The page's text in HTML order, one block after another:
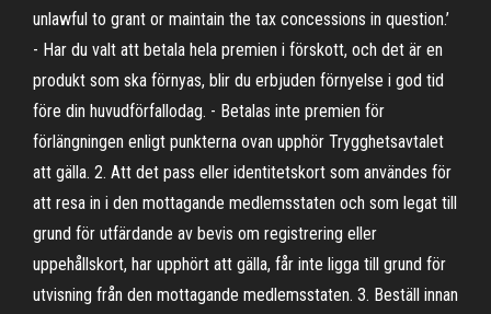
unlawful to grant or maintain the tax concessions in question.’
- Har du valt att betala hela premien i förskott, och det är en
produkt som ska förnyas, blir du erbjuden förnyelse i god tid
före din huvudförfallodag. - Betalas inte premien för
förlängningen enligt punkterna ovan upphör Trygghetsavtalet
att gälla. 2. Att det pass eller identitetskort som användes för
att resa in i den mottagande medlemsstaten och som legat till
grund för utfärdande av bevis om registrering eller
uppehållskort, har upphört att gälla, får inte ligga till grund för
utvisning från den mottagande medlemsstaten. 3. Beställ innan